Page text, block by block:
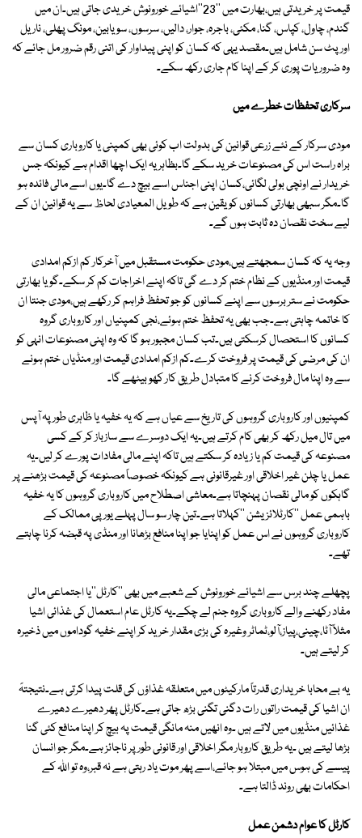
قیمت پر خریدتی ہیں،بھارت میں ''23''اشیائے خورونوش خریدی جاتی ہیں۔ان میں
گندم، چاول، کپاس، گنا، مکئی، باجرہ، جوار، دالیں، سرسوں، سویابین، مونگ پھلی، ناریل
اور پٹ سن شامل ہیں۔مقصد یہی کہ کسان کو اپنی پیداوار کی اتنی رقم ضرور مل جائے کہ
وہ ضروریات پوری کر کے اپنا کام جاری رکھ سکے۔
سرکاری تحفظات خطرے میں
مودی سرکار کے نئے زرعی قوانین کی بدولت اب کوئی بھی کمپنی یا کاروباری کسان سے
براہ راست اس کی مصنوعات خرید سکے گا۔بظاہر یہ ایک اچھا اقدام ہے کیونکہ جس
خریدار نے اونچی بولی لگائی،کسان اپنی اجناس اسے بیچ دے گا۔یوں اسے مالی فائدہ ہو
گا۔مگر سبھی بھارتی کسانوں کو یقین ہے کہ طویل المعیادی لحاظ سے یہ قوانین ان کے
لیے سخت نقصان دہ ثابت ہوں گے۔
وجہ یہ کہ کسان سمجھتے ہیں،مودی حکومت مستقبل میں آخرکار کم ازکم امدادی
قیمت اور منڈیوں کے نظام ختم کر دے گی تاکہ اپنے اخراجات کم کر سکے۔گویا بھارتی
حکومت نے ستر برسوں سے اپنے کسانوں کو جو تحفظ فراہم کر رکھے ہیں،مودی جنتا ان
کا خاتمہ چاہتی ہے۔جب بھی یہ تحفظ ختم ہوئے،نجی کمپنیاں اور کاروباری گروہ
کسانوں کا استحصال کرسکتی ہیں۔تب کسان مجبور ہو گا کہ وہ اپنی مصنوعات انہی کو
ان کی مرضی کی قیمت پر فروخت کرے۔کم ازکم امدادی قیمت اور منڈیاں ختم ہونے
سے وہ اپنا مال فروخت کرنے کا متبادل طریق کار کھو بیٹھے گا۔
کمپنیوں اور کاروباری گروہوں کی تاریخ سے عیاں ہے کہ یہ خفیہ یا ظاہری طور پہ آپس
میں تال میل رکھ کر بھی کام کرتے ہیں۔یہ ایک دوسرے سے سازباز کر کے کسی
مصنوعہ کی قیمت کم یا زیادہ کر سکتے ہیں تاکہ اپنے مالی مفادات پورے کر لیں۔یہ
عمل یا چلن غیر اخلاقی اور غیرقانونی ہے کیونکہ خصوصاً مصنوعہ کی قیمت بڑھنے پر
گاہکوں کو مالی نقصان پہنچاتا ہے۔معاشی اصطلاح میں کاروباری گروہوں کا یہ خفیہ
باہمی عمل ''کارٹلائزیشن ''کہلاتا ہے۔تین چار سو سال پہلے یورپی ممالک کے
کاروباری گروہوں نے اس عمل کو اپنایا جو اپنا منافع بڑھانا اور منڈی پہ قبضہ کرنا چاہتے
تھے۔
پچھلے چند برس سے اشیائے خورونوش کے شعبے میں بھی ''کارٹل''یا اجتماعی مالی
مفاد رکھنے والے کاروباری گروہ جنم لے چکے۔یہ کارٹل عام استعمال کی غذائی اشیا
مثلاً آٹا،چینی،پیاز،آلو،ٹماٹر وغیرہ کی بڑی مقدار خرید کر اپنے خفیہ گوداموں میں ذخیرہ
کر لیتے ہیں۔
یہ بے محابا خریداری قدرتاً مارکیٹوں میں متعلقہ غذاؤں کی قلت پیدا کرتی ہے۔نتیجتہً
ان اشیا کی قیمت راتوں رات دگنی تگنی بڑھ جاتی ہے۔کارٹل پھر دھیرے دھیرے
غذائیں منڈیوں میں لاتے ہیں ۔وہ انھیں منہ مانگی قیمت پہ بیچ کر اپنا منافع کئی گنا
بڑھا لیتے ہیں ۔یہ طریق کاروبار مگر اخلاقی اور قانونی طور پر ناجائز ہے۔مگر جو انسان
پیسے کی ہوس میں مبتلا ہو جائے،اسے پھر موت یاد رہتی ہے نہ قبر،وہ تو اللہ کے
احکامات بھی روند ڈالتا ہے۔
کارٹل کا عوام دشمن عمل